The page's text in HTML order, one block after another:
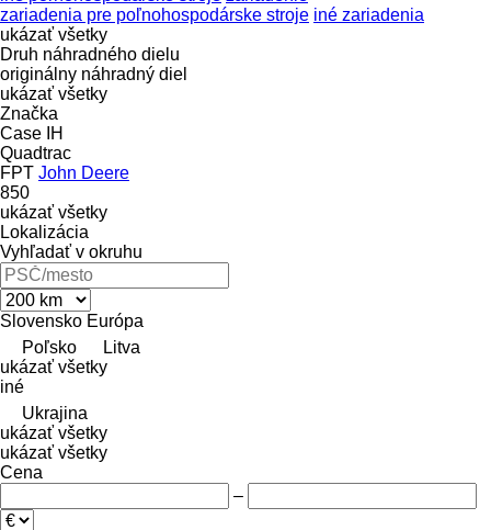
zariadenia pre poľnohospodárske stroje iné zariadenia
ukázať všetky
Druh náhradného dielu
originálny náhradný diel
ukázať všetky
Značka
Case IH
Quadtrac
FPT John Deere
850
ukázať všetky
Lokalizácia
Vyhľadať v okruhu
Slovensko Európa
Poľsko
Litva
ukázať všetky
iné
Ukrajina
ukázať všetky
ukázať všetky
Cena
–